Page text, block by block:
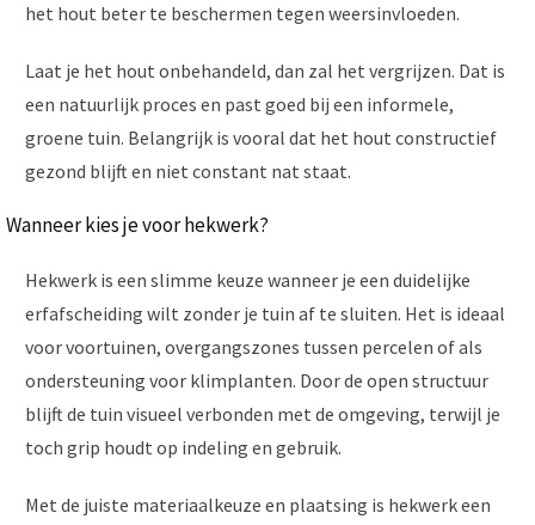
het hout beter te beschermen tegen weersinvloeden.
Laat je het hout onbehandeld, dan zal het vergrijzen. Dat is
een natuurlijk proces en past goed bij een informele,
groene tuin. Belangrijk is vooral dat het hout constructief
gezond blijft en niet constant nat staat.
Wanneer kies je voor hekwerk?
Hekwerk is een slimme keuze wanneer je een duidelijke
erfafscheiding wilt zonder je tuin af te sluiten. Het is ideaal
voor voortuinen, overgangszones tussen percelen of als
ondersteuning voor klimplanten. Door de open structuur
blijft de tuin visueel verbonden met de omgeving, terwijl je
toch grip houdt op indeling en gebruik.
Met de juiste materiaalkeuze en plaatsing is hekwerk een